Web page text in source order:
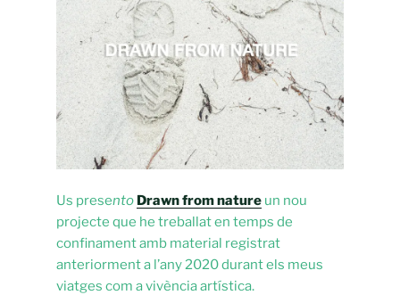
Us presento Drawn from natureun nou
projecte que he treballat en temps de
confinament amb material registrat
anteriorment a l’any 2020 durant els meus
viatges com a vivència artística.